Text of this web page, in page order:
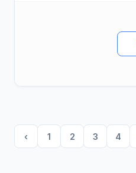
‹ 1 2 3 4